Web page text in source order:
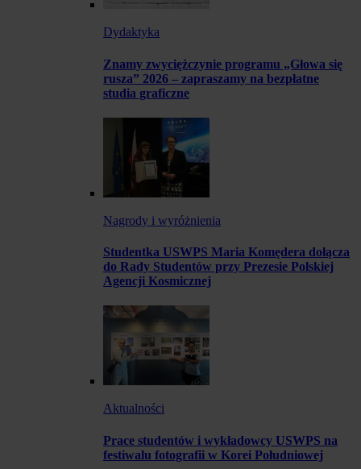
Dydaktyka
Znamy zwyciężczynie programu „Głowa się
rusza” 2026 – zapraszamy na bezpłatne
studia graficzne
Nagrody i wyróżnienia
Studentka USWPS Maria Komędera dołącza
do Rady Studentów przy Prezesie Polskiej
Agencji Kosmicznej
Aktualności
Prace studentów i wykładowcy USWPS na
festiwalu fotografii w Korei Południowej